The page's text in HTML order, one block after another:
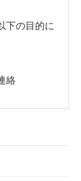
下の目的に
絡